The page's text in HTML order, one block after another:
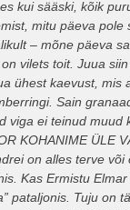
kui sääski, kõik
mitu päeva pole
– mõne päeva
vilets toit. Juua siin
ühest kaevust, mis
Sain
viga ei teinud muud
KOHANIME ÜLE
on alles terve või
Kas Ermistu
pataljonis. Tuju on